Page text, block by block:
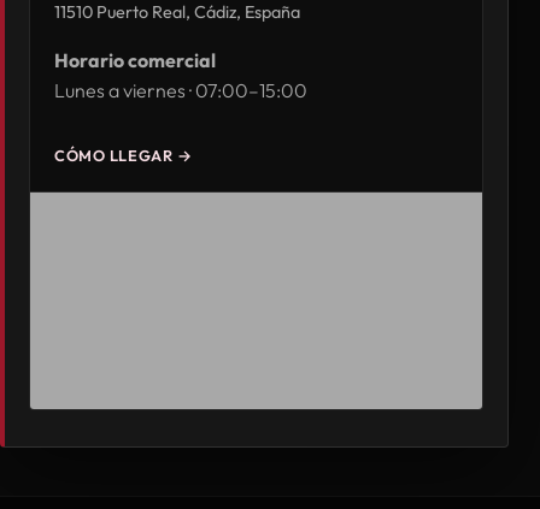
11510 Puerto Real, Cádiz, España
Horario comercial
Lunes a viernes · 07:00–15:00
CÓMO LLEGAR →